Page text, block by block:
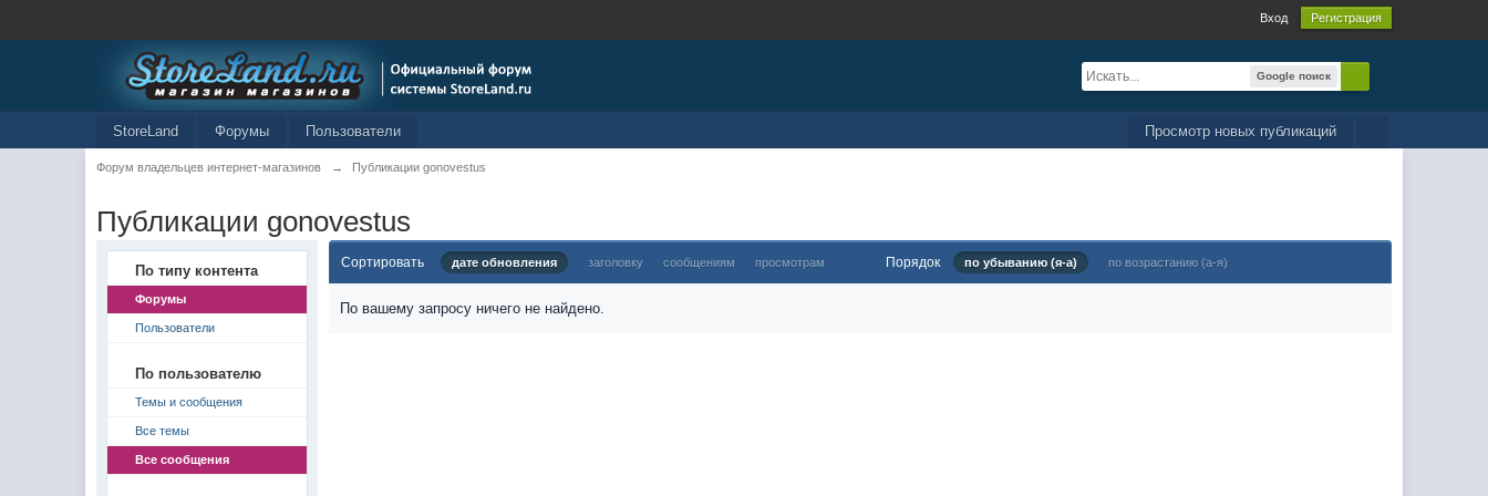
Вход Регистрация
Google поиск
Просмотр новых публикаций
StoreLand Форумы Пользователи
Форум владельцев интернет-магазинов → Публикации gonovestus
Публикации gonovestus
По типу контента
Форумы
Пользователи
По пользователю
Темы и сообщения
Все темы
Все сообщения
Сортировать дате обновления заголовку сообщениям просмотрам Порядок по убыванию (я-а) по возрастанию (а-я)
По вашему запросу ничего не найдено.